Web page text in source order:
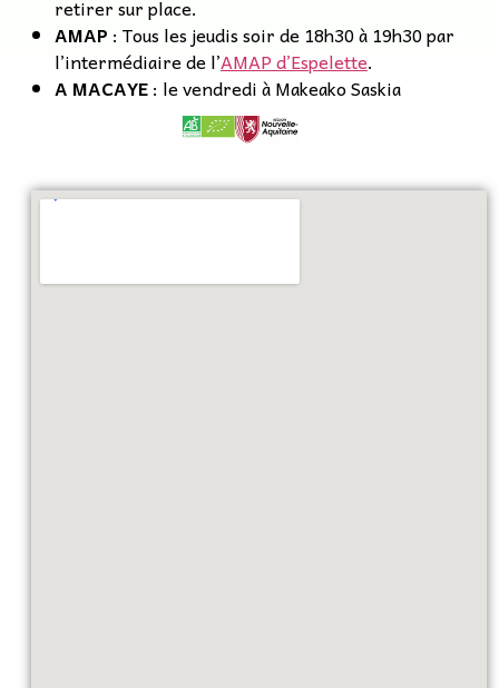
retirer sur place.
AMAP : Tous les jeudis soir de 18h30 à 19h30 par
l’intermédiaire de l’AMAP d’Espelette.
A MACAYE: le vendredi à Makeako Saskia